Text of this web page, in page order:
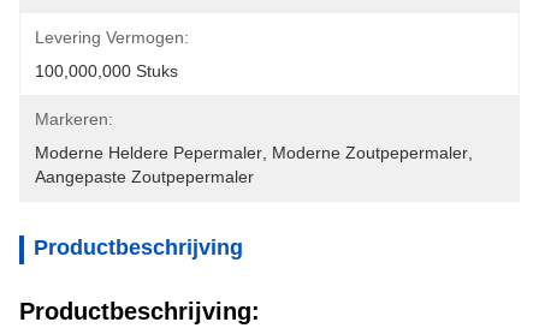
Levering Vermogen:
100,000,000 Stuks
Markeren:
Moderne Heldere Pepermaler Moderne Zoutpepermaler
Aangepaste Zoutpepermaler
Productbeschrijving
Productbeschrijving: